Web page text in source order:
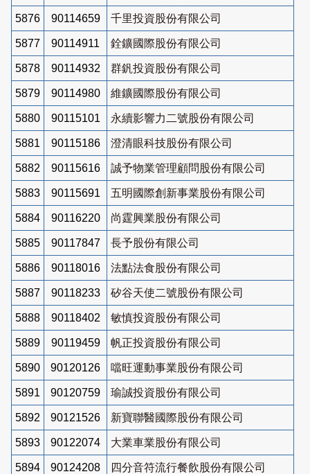
5876 90114659 千里投資股份有限公司
5877 90114911 銓鑛國際股份有限公司
5878 90114932 群釩投資股份有限公司
5879 90114980 維鑛國際股份有限公司
5880 90115101 永續影響力二號股份有限公司
5881 90115186 澄清眼科技股份有限公司
5882 90115616 誠予物業管理顧問股份有限公司
5883 90115691 五明國際創新事業股份有限公司
5884 90116220 尚霆興業股份有限公司
5885 90117847 長予股份有限公司
5886 90118016 法點法食股份有限公司
5887 90118233 矽谷天使二號股份有限公司
5888 90118402 敏慎投資股份有限公司
5889 90119459 帆正投資股份有限公司
5890 90120126 噹旺運動事業股份有限公司
5891 90120759 瑜誠投資股份有限公司
5892 90121526 新寶聯醫國際股份有限公司
5893 90122074 大業車業股份有限公司
5894 90124208 四分音符流行餐飲股份有限公司